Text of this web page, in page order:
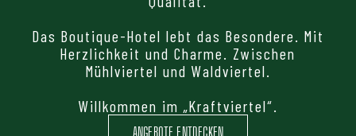
Das Boutique-Hotel lebt das Besondere. Mit
Herzlichkeit und Charme. Zwischen
Mühlviertel und Waldviertel.
Willkommen im „Kraftviertel“.
ANGEBOTE ENTDECKEN